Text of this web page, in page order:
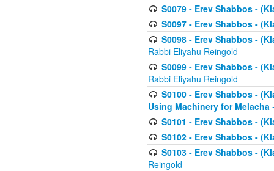
S0079 - Erev Shabbos -
S0097 - Erev Shabbos -
S0098 - Erev Shabbos -
Rabbi Eliyahu Reingold
S0099 - Erev Shabbos -
Rabbi Eliyahu Reingold
S0100 - Erev Shabbos -
Using Machinery for Melacha
S0101 - Erev Shabbos -
S0102 - Erev Shabbos -
S0103 - Erev Shabbos -
Reingold